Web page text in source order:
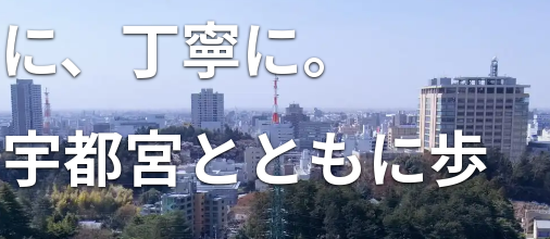
、丁寧に。
宇都宮とともに歩